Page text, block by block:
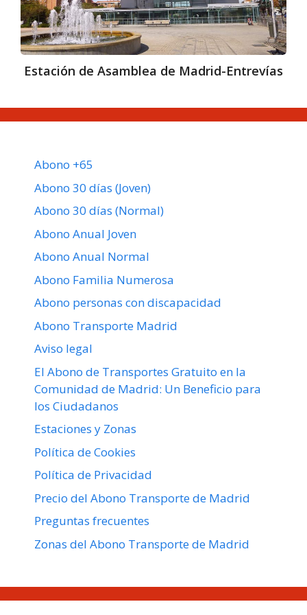
Estación de Asamblea de Madrid-Entrevías
Abono +65
Abono 30 días (Joven)
Abono 30 días (Normal)
Abono Anual Joven
Abono Anual Normal
Abono Familia Numerosa
Abono personas con discapacidad
Abono Transporte Madrid
Aviso legal
El Abono de Transportes Gratuito en la
Comunidad de Madrid: Un Beneficio para
los Ciudadanos
Estaciones y Zonas
Política de Cookies
Política de Privacidad
Precio del Abono Transporte de Madrid
Preguntas frecuentes
Zonas del Abono Transporte de Madrid